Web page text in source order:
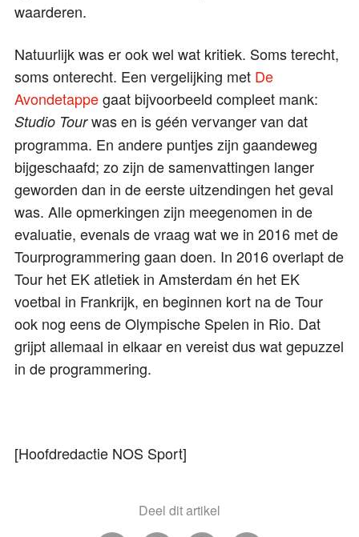
waarderen.
Natuurlijk was er ook wel wat kritiek. Soms terecht,
soms onterecht. Een vergelijking met De
Avondetappegaat bijvoorbeeld compleet mank:
Studio Tourwas en is géén vervanger van dat
programma. En andere puntjes zijn gaandeweg
bijgeschaafd; zo zijn de samenvattingen langer
geworden dan in de eerste uitzendingen het geval
was. Alle opmerkingen zijn meegenomen in de
evaluatie, evenals de vraag wat we in 2016 met de
Tourprogrammering gaan doen. In 2016 overlapt de
Tour het EK atletiek in Amsterdam én het EK
voetbal in Frankrijk, en beginnen kort na de Tour
ook nog eens de Olympische Spelen in Rio. Dat
grijpt allemaal in elkaar en vereist dus wat gepuzzel
in de programmering.
[Hoofdredactie NOS Sport]
Deel dit artikel